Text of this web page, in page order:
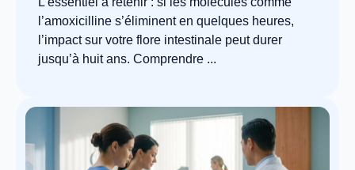
l’amoxicilline s’éliminent en quelques heures,
l’impact sur votre flore intestinale peut durer
jusqu’à huit ans. Comprendre ...